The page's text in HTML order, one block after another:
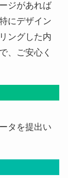
ジがあれば
にデザイン
ングした内
、ご安心く
タを提出い